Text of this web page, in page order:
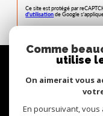
Ce site est protégé par
d'utilisationde Google
Comme
utilise
On aimerait vous
En poursuivant,